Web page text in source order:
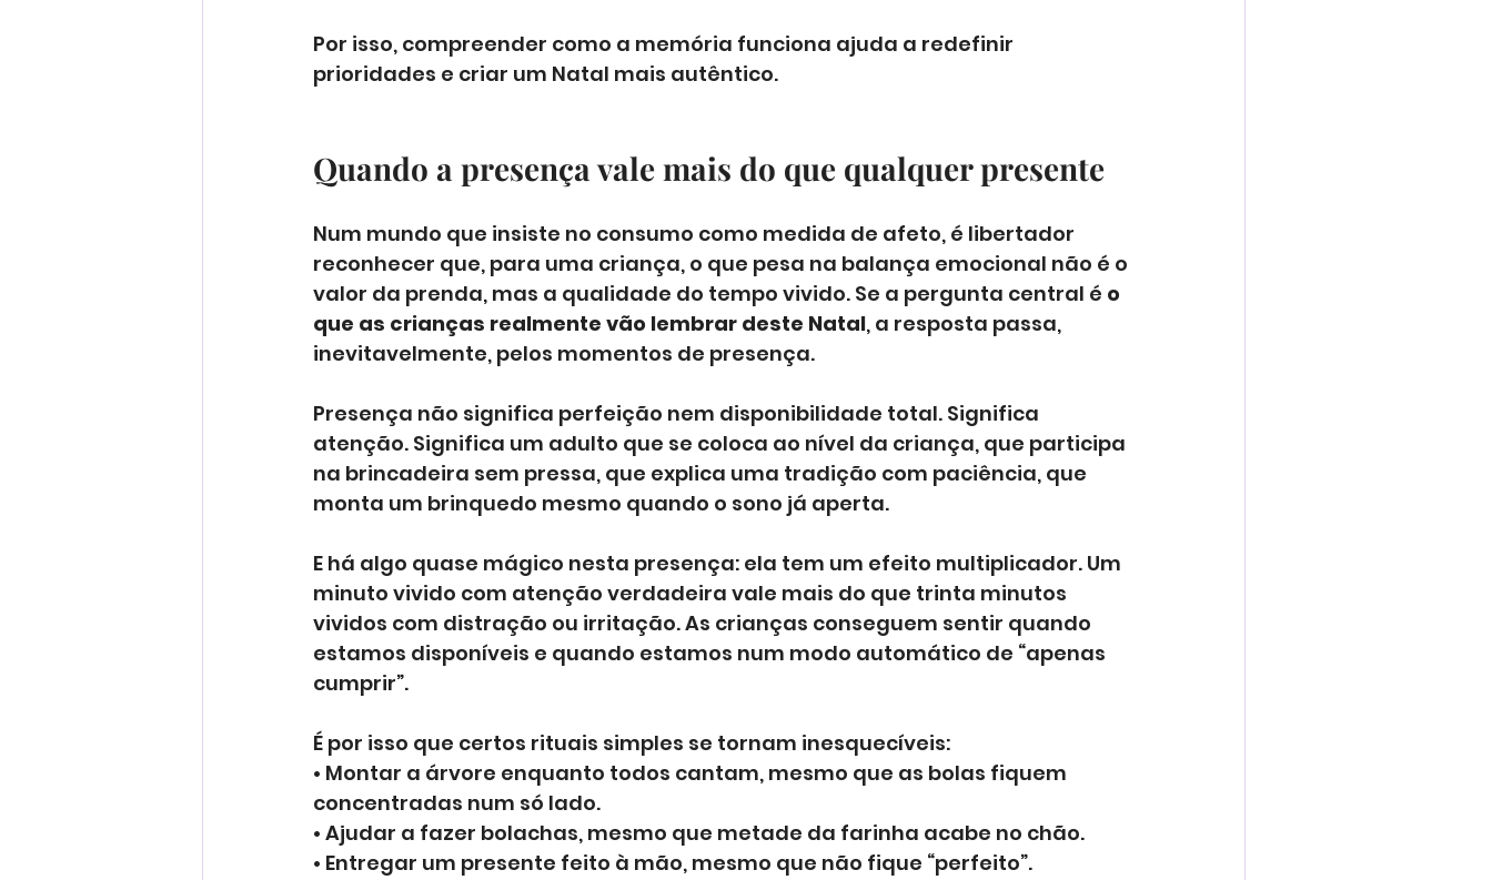
Por isso, compreender como a memória funciona ajuda a redefinir
prioridades e criar um Natal mais autêntico.
Quando a presença vale mais do que qualquer presente
Num mundo que insiste no consumo como medida de afeto, é libertador
reconhecer que, para uma criança, o que pesa na balança emocional não é o
valor da prenda, mas a qualidade do tempo vivido. Se a pergunta central é o
que as crianças realmente vão lembrar deste Natal, a resposta passa,
inevitavelmente, pelos momentos de presença.
Presença não significa perfeição nem disponibilidade total. Significa
atenção. Significa um adulto que se coloca ao nível da criança, que participa
na brincadeira sem pressa, que explica uma tradição com paciência, que
monta um brinquedo mesmo quando o sono já aperta.
E há algo quase mágico nesta presença: ela tem um efeito multiplicador. Um
minuto vivido com atenção verdadeira vale mais do que trinta minutos
vividos com distração ou irritação. As crianças conseguem sentir quando
estamos disponíveis e quando estamos num modo automático de “apenas
cumprir”.
É por isso que certos rituais simples se tornam inesquecíveis:
• Montar a árvore enquanto todos cantam, mesmo que as bolas fiquem
concentradas num só lado.
• Ajudar a fazer bolachas, mesmo que metade da farinha acabe no chão.
• Entregar um presente feito à mão, mesmo que não fique “perfeito”.